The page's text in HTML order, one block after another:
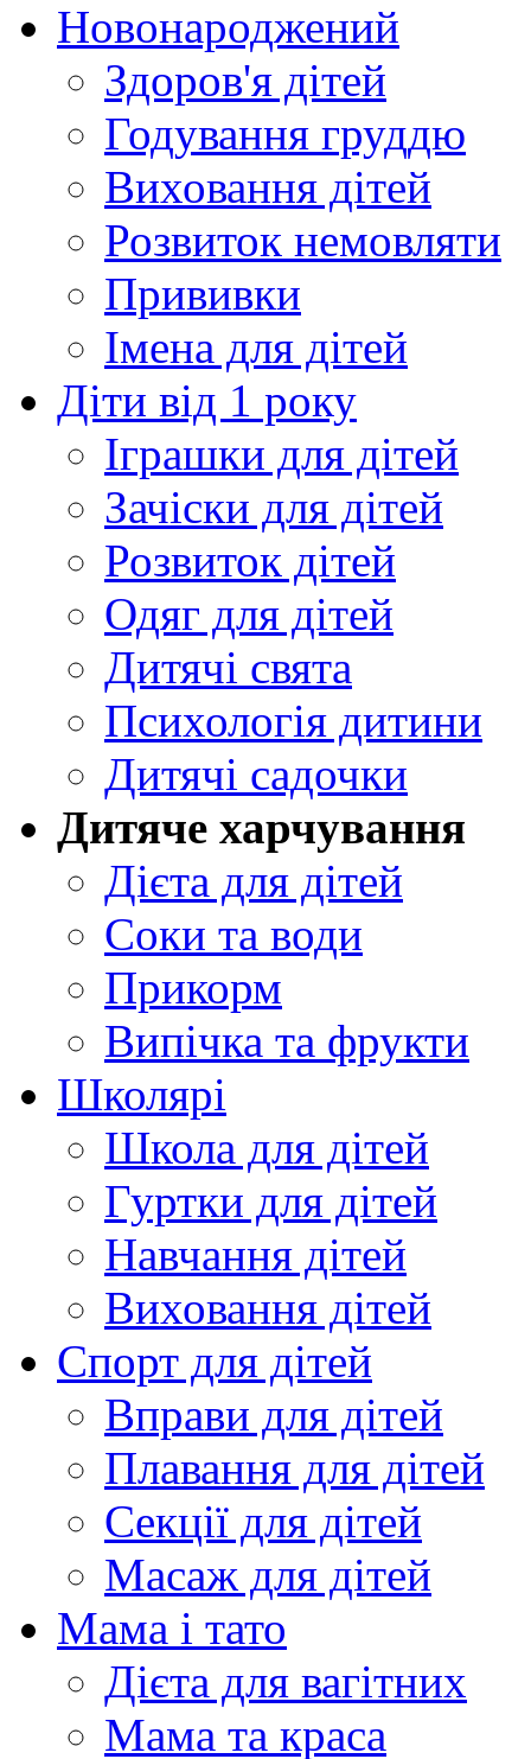
Новонароджений
Здоров'я дітей
Годування груддю
Виховання дітей
Розвиток немовляти
Прививки
Імена для дітей
Діти від 1 року
Іграшки для дітей
Зачіски для дітей
Розвиток дітей
Одяг для дітей
Дитячі свята
Психологія дитини
Дитячі садочки
Дитяче харчування
Дієта для дітей
Соки та води
Прикорм
Випічка та фрукти
Школярі
Школа для дітей
Гуртки для дітей
Навчання дітей
Виховання дітей
Спорт для дітей
Вправи для дітей
Плавання для дітей
Секції для дітей
Масаж для дітей
Мама і тато
Дієта для вагітних
Мама та краса